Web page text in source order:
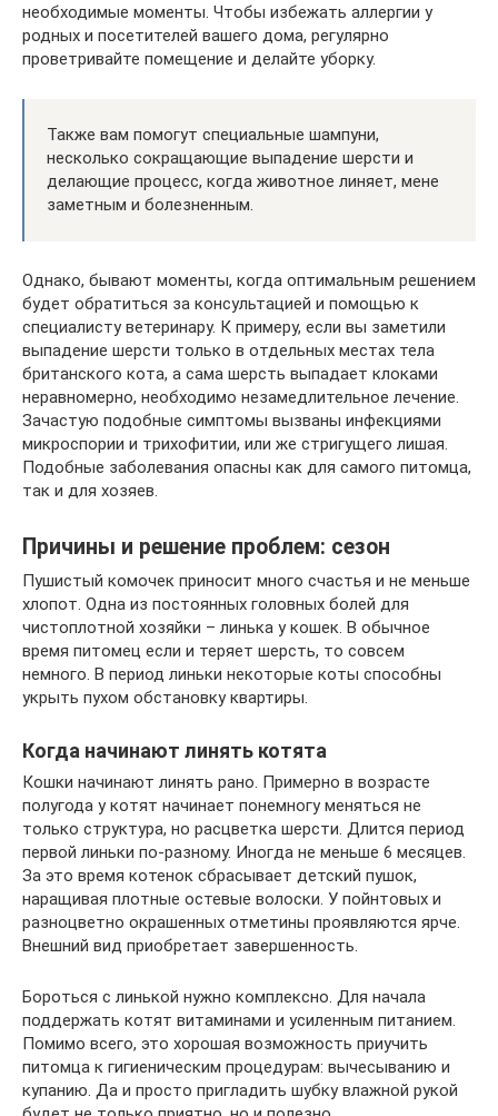
необходимые моменты. Чтобы избежать аллергии у
родных и посетителей вашего дома, регулярно
проветривайте помещение и делайте уборку.
Также вам помогут специальные шампуни,
несколько сокращающие выпадение шерсти и
делающие процесс, когда животное линяет, мене
заметным и болезненным.
Однако, бывают моменты, когда оптимальным решением
будет обратиться за консультацией и помощью к
специалисту ветеринару. К примеру, если вы заметили
выпадение шерсти только в отдельных местах тела
британского кота, а сама шерсть выпадает клоками
неравномерно, необходимо незамедлительное лечение.
Зачастую подобные симптомы вызваны инфекциями
микроспории и трихофитии, или же стригущего лишая.
Подобные заболевания опасны как для самого питомца,
так и для хозяев.
Причины и решение проблем: сезон
Пушистый комочек приносит много счастья и не меньше
хлопот. Одна из постоянных головных болей для
чистоплотной хозяйки – линька у кошек. В обычное
время питомец если и теряет шерсть, то совсем
немного. В период линьки некоторые коты способны
укрыть пухом обстановку квартиры.
Когда начинают линять котята
Кошки начинают линять рано. Примерно в возрасте
полугода у котят начинает понемногу меняться не
только структура, но расцветка шерсти. Длится период
первой линьки по-разному. Иногда не меньше 6 месяцев.
За это время котенок сбрасывает детский пушок,
наращивая плотные остевые волоски. У пойнтовых и
разноцветно окрашенных отметины проявляются ярче.
Внешний вид приобретает завершенность.
Бороться с линькой нужно комплексно. Для начала
поддержать котят витаминами и усиленным питанием.
Помимо всего, это хорошая возможность приучить
питомца к гигиеническим процедурам: вычесыванию и
купанию. Да и просто пригладить шубку влажной рукой